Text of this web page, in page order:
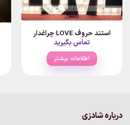
استند حروف LOVE چراغدار
تماس بگیرید
اطلاعات بیشتر
درباره شادزی